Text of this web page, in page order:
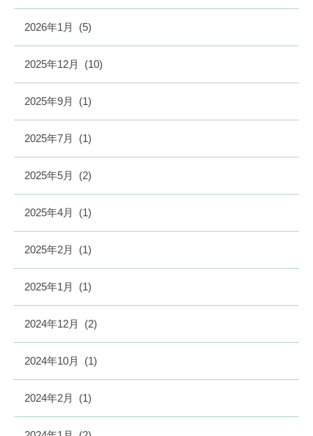
2026年1月 (5)
2025年12月 (10)
2025年9月 (1)
2025年7月 (1)
2025年5月 (2)
2025年4月 (1)
2025年2月 (1)
2025年1月 (1)
2024年12月 (2)
2024年10月 (1)
2024年2月 (1)